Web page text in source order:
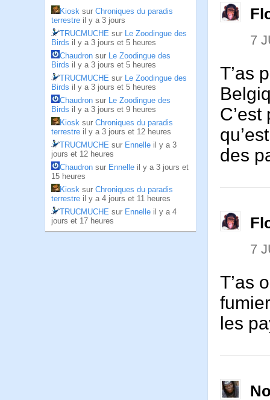
Kiosk sur Chroniques du paradis
terrestre il y a 3 jours
TRUCMUCHE sur Le Zoodingue des
Birds il y a 3 jours et 5 heures
Chaudron sur Le Zoodingue des
Birds il y a 3 jours et 5 heures
TRUCMUCHE sur Le Zoodingue des
Birds il y a 3 jours et 5 heures
Chaudron sur Le Zoodingue des
Birds il y a 3 jours et 9 heures
Kiosk sur Chroniques du paradis
terrestre il y a 3 jours et 12 heures
TRUCMUCHE sur Ennelle il y a 3
jours et 12 heures
Chaudron sur Ennelle il y a 3 jours et
15 heures
Kiosk sur Chroniques du paradis
terrestre il y a 4 jours et 11 heures
TRUCMUCHE sur Ennelle il y a 4
jours et 17 heures
7
T’as
des
7
T’as
les